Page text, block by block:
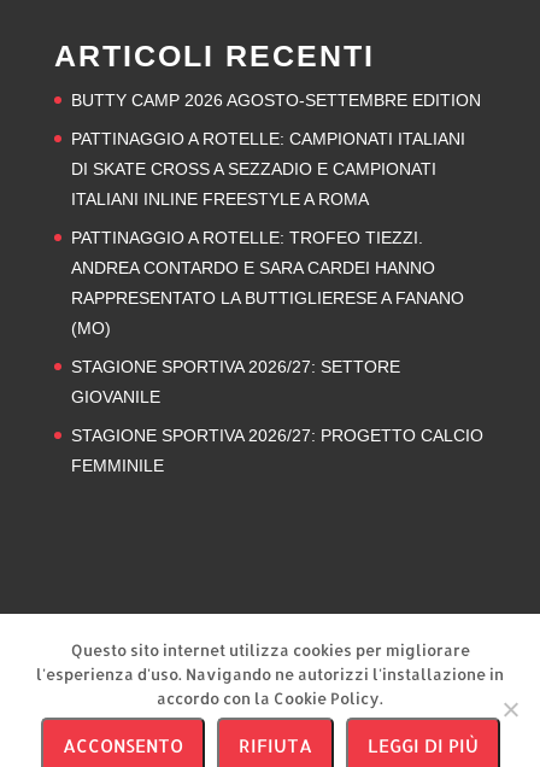
ARTICOLI RECENTI
BUTTY CAMP 2026 AGOSTO-SETTEMBRE EDITION
PATTINAGGIO A ROTELLE: CAMPIONATI ITALIANI
DI SKATE CROSS A SEZZADIO E CAMPIONATI
ITALIANI INLINE FREESTYLE A ROMA
PATTINAGGIO A ROTELLE: TROFEO TIEZZI.
ANDREA CONTARDO E SARA CARDEI HANNO
RAPPRESENTATO LA BUTTIGLIERESE A FANANO
(MO)
STAGIONE SPORTIVA 2026/27: SETTORE
GIOVANILE
STAGIONE SPORTIVA 2026/27: PROGETTO CALCIO
FEMMINILE
Questo sito internet utilizza cookies per migliorare
l'esperienza d'uso. Navigando ne autorizzi l'installazione in
accordo con la Cookie Policy.
ACCONSENTO RIFIUTA LEGGI DI PIÙ